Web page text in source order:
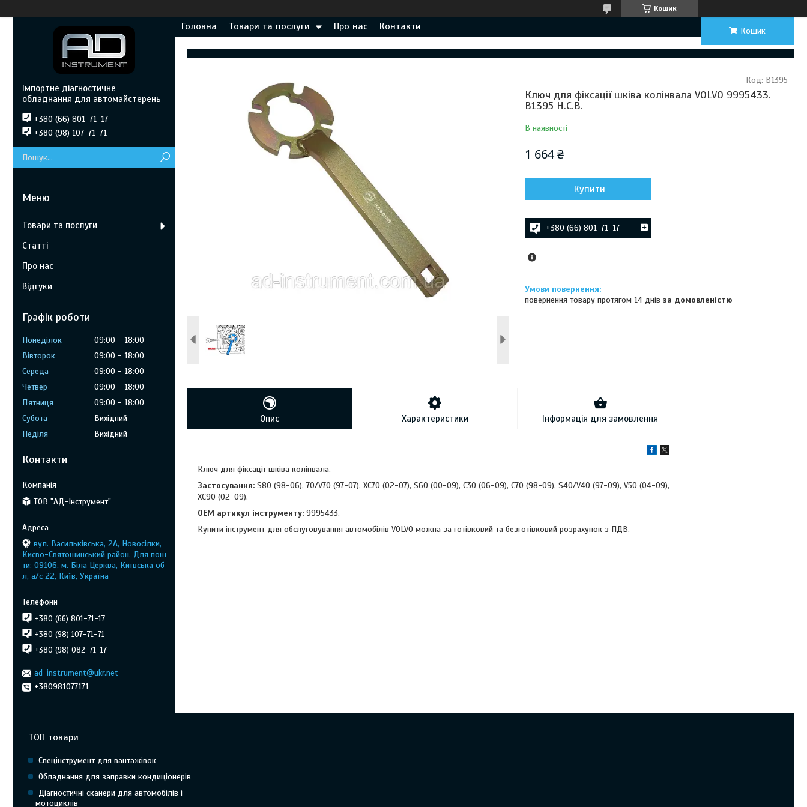
Кошик
Головна Товари та послуги Про нас Контакти Кошик
Ключ для фіксації шківа колінвала VOLVO 9995433.
B1395 H.C.B.
В наявності
Код: B1395
1 664 ₴
Купити
+380 (66) 801-71-17
повернення товару протягом 14 днівза домовленістю
Опис Характеристики Інформація для замовлення
Ключ для фіксації шківа колінвала.
Застосування: S80 (98-06), 70/V70 (97-07), XC70 (02-07), S60 (00-09), C30 (06-09), C70 (98-09), S40/V40 (97-09), V50 (04-09),
XC90 (02-09).
OEM артикул інструменту: 9995433.
Купити інструмент для обслуговування автомобілів VOLVO можна за готівковий та безготівковий розрахунок з ПДВ.
Імпортне діагностичне
обладнання для автомайстерень
+380 (66) 801-71-17
+380 (98) 107-71-71
Товари та послуги
Статті
Про нас
Відгуки
Графік роботи
Понеділок 09:00
18:00
Вівторок
09:00
18:00
Середа
09:00
18:00
Четвер
09:00
18:00
Пʼятниця
09:00
18:00
Субота
Вихідний
Неділя
Вихідний
Контакти
ТОВ "АД-Інструмент"
вул. Васильківська, 2А, Новосілки,
Києво-Святошинський район. Для пош
ти: 09106, м. Біла Церква, Київська об
л, а/с 22, Київ, Україна
+380 (66) 801-71-17
+380 (98) 107-71-71
+380 (98) 082-71-17
ad-instrument@ukr.net
+380981077171
ТОП товари
Спецінструмент для вантажівок
Обладнання для заправки кондиціонерів
Діагностичні сканери для автомобілів і
мотоциклів